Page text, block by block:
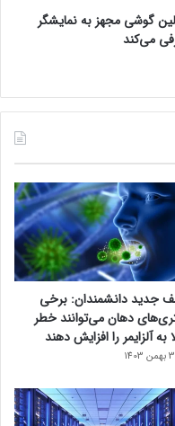
گوشی مجهز به نمایشگر
می‌کند
جدید دانشمندان: برخی
دهان می‌توانند خطر
به آلزایمر را افزایش دهند
1403